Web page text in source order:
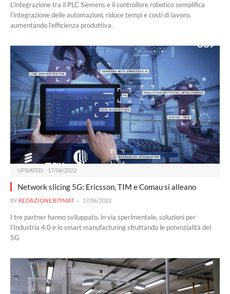
L’integrazione tra il PLC Siemens e il controllore robotico semplifica
l’integrazione delle automazioni, riduce tempi e costi di lavoro,
aumentando l’efficienza produttiva.
UPDATED: 17/06/2022
Network slicing 5G: Ericsson, TIM e Comau si alleano
BY REDAZIONE BITMAT 17/06/2022
I tre partner hanno sviluppato, in via sperimentale, soluzioni per
l’Industria 4.0 e lo smart manufacturing sfruttando le potenzialità del
5G